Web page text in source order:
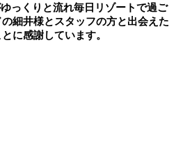
っくりと流れ毎日リゾートで過ご
細井様とスタッフの方と出会えた
に感謝しています。